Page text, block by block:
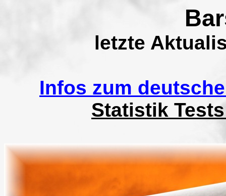
letzte
Infos zum
Statistik